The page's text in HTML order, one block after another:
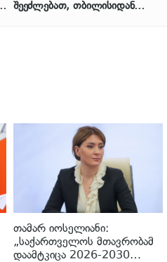
შეეძლებათ, თბილისიდან
თამარ იოსელიანი:
„საქართველოს მთავრობამ
დაამტკიცა 2026-2030